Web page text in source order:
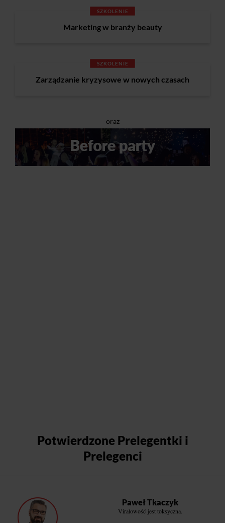
SZKOLENIE
Marketing w branży beauty
SZKOLENIE
Zarządzanie kryzysowe w nowych czasach
oraz
Potwierdzone Prelegentki i
Prelegenci
Paweł Tkaczyk
Viralowość jest toksyczna.